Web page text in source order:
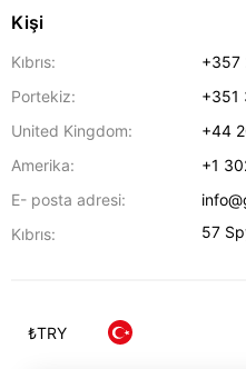
Kişi
Kıbrıs:
+357
Portekiz:
+351
United Kingdom:
+44
Amerika:
+1
E- posta adresi:
Kıbrıs:
57
₺TRY